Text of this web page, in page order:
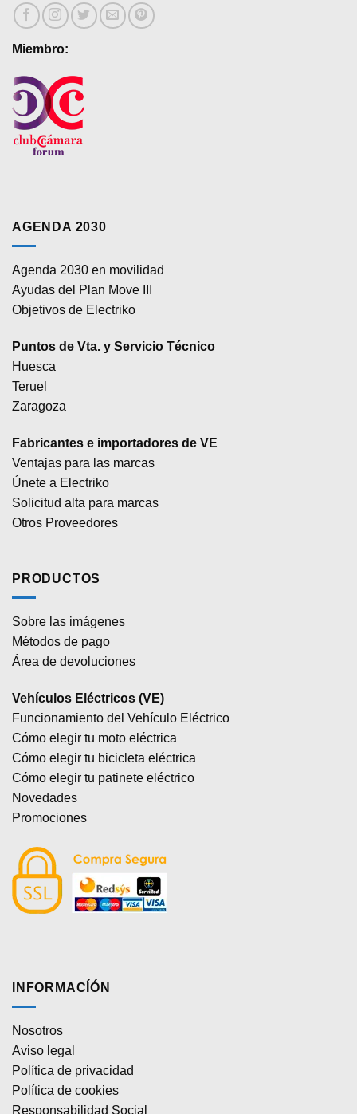
Miembro:
AGENDA 2030
Agenda 2030 en movilidad
Ayudas del Plan Move III
Objetivos de Electriko
Puntos de Vta. y Servicio Técnico
Huesca
Teruel
Zaragoza
Fabricantes e importadores de VE
Ventajas para las marcas
Únete a Electriko
Solicitud alta para marcas
Otros Proveedores
PRODUCTOS
Sobre las imágenes
Métodos de pago
Área de devoluciones
Vehículos Eléctricos (VE)
Funcionamiento del Vehículo Eléctrico
Cómo elegir tu moto eléctrica
Cómo elegir tu bicicleta eléctrica
Cómo elegir tu patinete eléctrico
Novedades
Promociones
INFORMACÍÓN
Nosotros
Aviso legal
Política de privacidad
Política de cookies
Responsabilidad Social